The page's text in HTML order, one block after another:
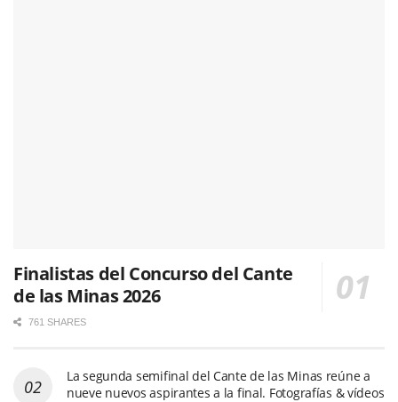
Finalistas del Concurso del Cante
de las Minas 2026
761 SHARES
La segunda semifinal del Cante de las Minas reúne a
nueve nuevos aspirantes a la final. Fotografías & vídeos